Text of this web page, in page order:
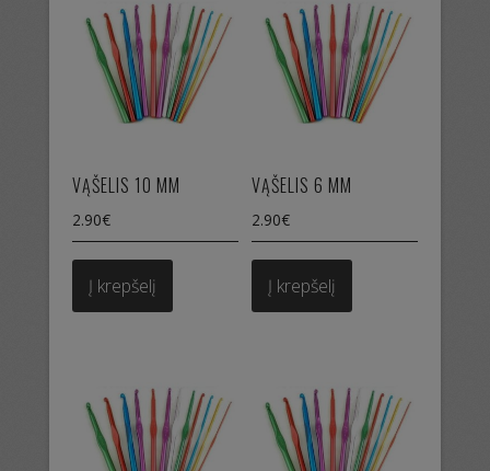
VĄŠELIS 10 MM
2.90€
Į krepšelį
VĄŠELIS 6 MM
2.90€
Į krepšelį